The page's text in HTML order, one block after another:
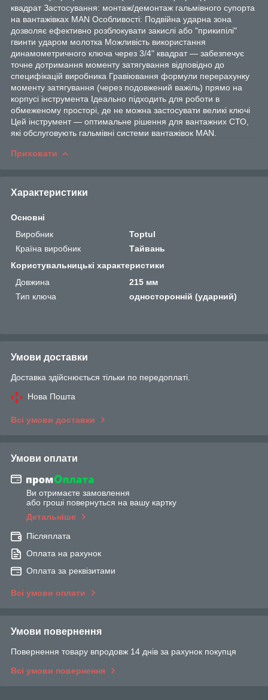
квадрат Застосування: монтаж/демонтаж гальмівного супорта
на вантажівках MAN Особливості: Подвійна ударна зона
дозволяє ефективно розблокувати закислі або "прикипілі"
гвинти ударом молотка Можливість використання
динамометричного ключа через 3/4" квадрат — забезпечує
точне дотримання моменту затягування відповідно до
специфікацій виробника Гравіювання формули перерахунку
моменту затягування (через подовжений важіль) прямо на
корпусі інструмента Ідеально підходить для роботи в
обмеженому просторі, де не можна застосувати великі ключі
Цей інструмент — оптимальне рішення для вантажних СТО,
які обслуговують гальмівні системи вантажівок MAN.
Приховати
Характеристики
Основні
Виробник
Toptul
Країна виробник
Тайвань
Користувальницькі характеристики
Довжина
215 мм
Тип ключа
односторонній (ударний)
Умови доставки
Доставка здійснюється тільки по передоплаті.
Нова Пошта
Всі умови доставки
Умови оплати
Ви отримаєте замовлення
або гроші повернуться на вашу картку
Детальніше
Післяплата
Оплата на рахунок
Оплата за реквізитами
Всі умови оплати
Умови повернення
Повернення товару впродовж 14 днів за рахунок покупця
Всі умови повернення